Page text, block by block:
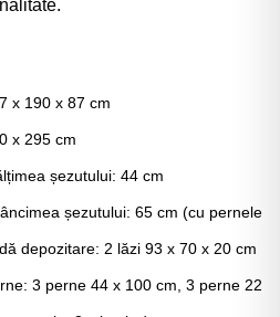
x 190 x 87 cm
x 295 cm
șezutului: 44 cm
șezutului: 65 cm (cu pernele
depozitare: 2 lăzi 93 x 70 x 20 cm
3 perne 44 x 100 cm, 3 perne 22 x